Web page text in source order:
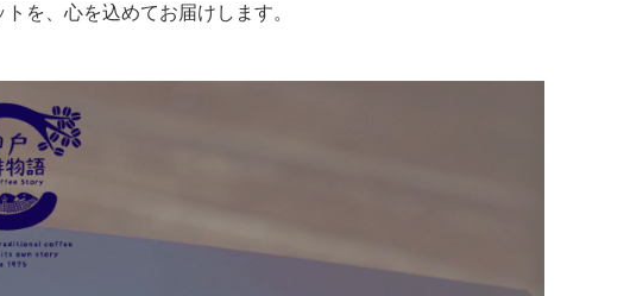
を、心を込めてお届けします。